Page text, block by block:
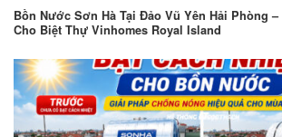
Bồn Nước Sơn Hà Tại Đảo Vũ Yên Hải Phòng
Cho Biệt Thự Vinhomes Royal Island